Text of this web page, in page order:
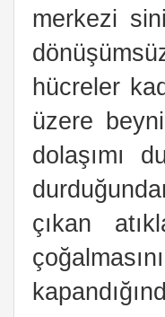
merkezi
hücreler
üzere
dolaşımı
çıkan